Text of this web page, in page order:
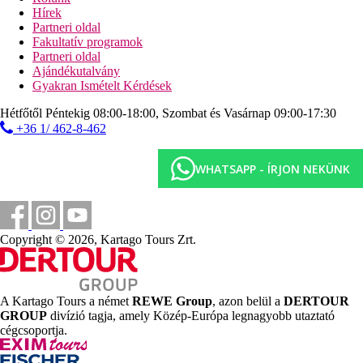
Szálloda leírása
előcsarnok recepcióval
főépület és Deluxe épület
liftek
Wi-Fi (ingyenes)
6 à la carte étterem
több bár
2 beltéri medence felnőtteknek és 2 gyermekmedence
gyermekmedence 5 csúszdával
felnőtt medence csúszdákkal
árnyékos gyermekmedence tengervízzel a tengerparton
fő medence (ingyenes napozóágyak, napernyők és
törölközők)
5 medence a Deluxe részben (kültéri és beltéri)
miniklub (4-12 éves korig) úszómedencével
szabadtéri játszótér
gyermekmozi
jóllét
Internetkávézó (térítés ellenében)
Hírek
Partneri oldal
Fakultatív programok
Partneri oldal
Ajándékutalvány
Gyakran Ismételt Kérdések
Hétfőtől Péntekig 08:00-18:00, Szombat és Vasárnap 09:00-17:30
+36 1/ 462-8-462
WHATSAPP - ÍRJON NEKÜNK
Copyright © 2026, Kartago Tours Zrt.
A Kartago Tours a német REWE Group, azon belül a DERTOUR
GROUP divízió tagja, amely Közép-Európa legnagyobb utaztató
cégcsoportja.